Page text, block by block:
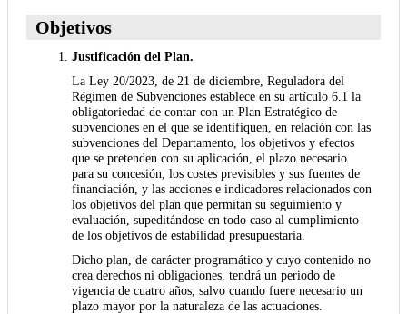
Objetivos
Justificación del Plan.
La Ley 20/2023, de 21 de diciembre, Reguladora del
Régimen de Subvenciones establece en su artículo 6.1 la
obligatoriedad de contar con un Plan Estratégico de
subvenciones en el que se identifiquen, en relación con las
subvenciones del Departamento, los objetivos y efectos
que se pretenden con su aplicación, el plazo necesario
para su concesión, los costes previsibles y sus fuentes de
financiación, y las acciones e indicadores relacionados con
los objetivos del plan que permitan su seguimiento y
evaluación, supeditándose en todo caso al cumplimiento
de los objetivos de estabilidad presupuestaria.
Dicho plan, de carácter programático y cuyo contenido no
crea derechos ni obligaciones, tendrá un periodo de
vigencia de cuatro años, salvo cuando fuere necesario un
plazo mayor por la naturaleza de las actuaciones.